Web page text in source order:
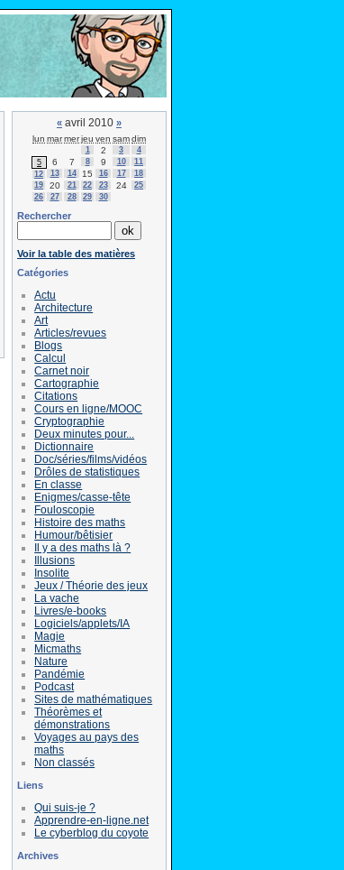
« avril 2010 »
lun marmerjeu ven samdim
1 2 3
4
5
6 7 8 9 10
11
12
13 14 15 16 17
18
19
20 21 22 23 24
25
26
27 28 29 30
Rechercher
Voir la table des matières
Catégories
Actu
Architecture
Art
Articles/revues
Blogs
Calcul
Carnet noir
Cartographie
Citations
Cours en ligne/MOOC
Cryptographie
Deux minutes pour...
Dictionnaire
Doc/séries/films/vidéos
Drôles de statistiques
En classe
Enigmes/casse-tête
Fouloscopie
Histoire des maths
Humour/bêtisier
Il y a des maths là ?
Illusions
Insolite
Jeux / Théorie des jeux
La vache
Livres/e-books
Logiciels/applets/IA
Magie
Micmaths
Nature
Pandémie
Podcast
Sites de mathématiques
Théorèmes et
démonstrations
Voyages au pays des
maths
Non classés
Liens
Qui suis-je ?
Apprendre-en-ligne.net
Le cyberblog du coyote
Archives